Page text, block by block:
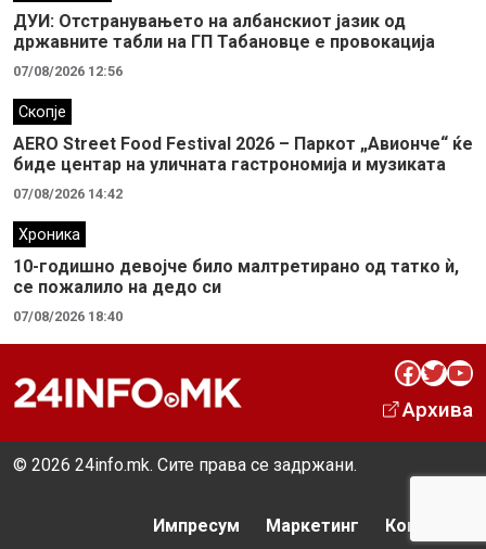
ДУИ: Отстранувањето на албанскиот јазик од
државните табли на ГП Табановце е провокација
07/08/2026 12:56
Скопје
AERO Street Food Festival 2026 – Паркот „Авионче“ ќе
биде центар на уличната гастрономија и музиката
07/08/2026 14:42
Хроника
10-годишно девојче било малтретирано од татко ѝ,
се пожалило на дедо си
07/08/2026 18:40
Facebook Twitter YouTube
Архива
© 2026 24info.mk. Сите права се задржани.
Импресум Маркетинг Контакт